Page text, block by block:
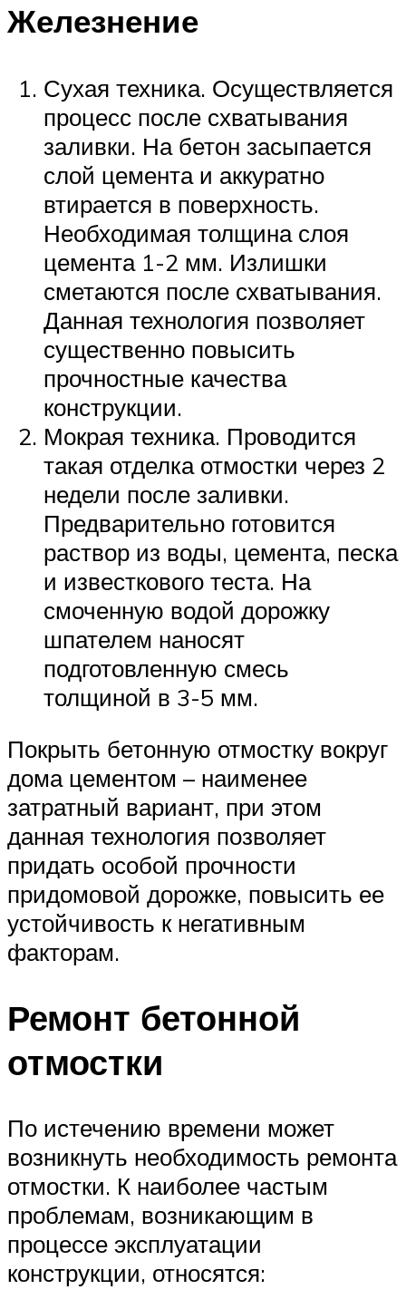
Железнение
Сухая техника. Осуществляется
процесс после схватывания
заливки. На бетон засыпается
слой цемента и аккуратно
втирается в поверхность.
Необходимая толщина слоя
цемента 1-2 мм. Излишки
сметаются после схватывания.
Данная технология позволяет
существенно повысить
прочностные качества
конструкции.
Мокрая техника. Проводится
такая отделка отмостки через 2
недели после заливки.
Предварительно готовится
раствор из воды, цемента, песка
и известкового теста. На
смоченную водой дорожку
шпателем наносят
подготовленную смесь
толщиной в 3-5 мм.
Покрыть бетонную отмостку вокруг
дома цементом – наименее
затратный вариант, при этом
данная технология позволяет
придать особой прочности
придомовой дорожке, повысить ее
устойчивость к негативным
факторам.
Ремонт бетонной
отмостки
По истечению времени может
возникнуть необходимость ремонта
отмостки. К наиболее частым
проблемам, возникающим в
процессе эксплуатации
конструкции, относятся: